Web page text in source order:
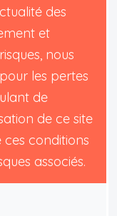
des
et
nous
les pertes
de
de ce site
conditions
associés.